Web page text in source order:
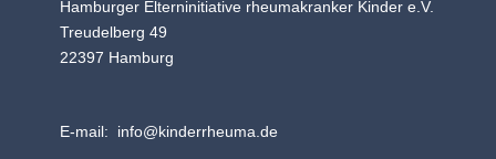
Hamburger Elterninitiative rheumakranker Kinder e.V.
Treudelberg 49
22397 Hamburg
E-mail: info@kinderrheuma.de